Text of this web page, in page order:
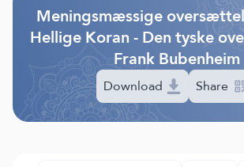
Meningsmæssige
Hellige Koran - Den tyske
Frank Bubenheim
Download Share